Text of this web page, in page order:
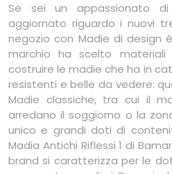
Se sei un appassionato
aggiornato riguardo i nuovi
negozio con Madie di design
marchio ha scelto
costruire le madie che ha in
resistenti e belle da vedere:
Madie classiche, tra cui il
arredano il soggiorno o la
unico e grandi doti di
Madia Antichi Riflessi 1 di
brand si caratterizza per le